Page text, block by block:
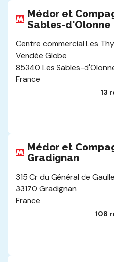
Médor et
Sables-d'Olonne
Centre commercial Les
Vendée Globe
85340 Les Sables-
France
13
Médor et
Gradignan
315 Cr du Général de Gaulle
33170 Gradignan
France
108